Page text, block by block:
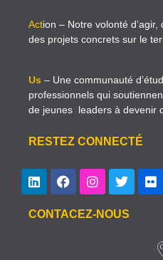
Action – Notre volonté
des projets concrets sur le
Us – Une communauté
professionnels qui
de jeunes leaders à devenir
RESTEZ CONNECTÉ
CONTACEZ-NOUS